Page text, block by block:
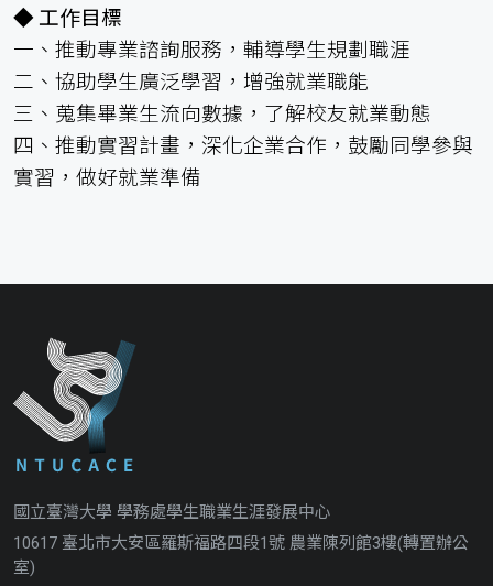
◆ 工作目標
一、推動專業諮詢服務，輔導學生規劃職涯
二、協助學生廣泛學習，增強就業職能
三、蒐集畢業生流向數據，了解校友就業動態
四、推動實習計畫，深化企業合作，鼓勵同學參與
實習，做好就業準備
國立臺灣大學 學務處學生職業生涯發展中心
10617 臺北市大安區羅斯福路四段1號 農業陳列館3樓(轉置辦公
室)